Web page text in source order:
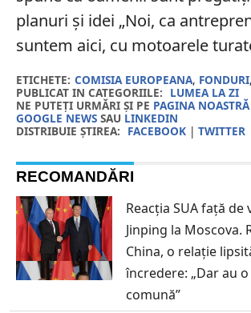
planuri și idei „Noi, ca
suntem aici, cu motoarele
ETICHETE: COMISIA EUROPEANA, FONDURI,
PUBLICAT IN CATEGORIILE: LUMEA LA ZI
NE PUTEȚI URMĂRI ȘI PE PAGINA
GOOGLE NEWSSAU LINKEDIN
DISTRIBUIE ȘTIREA: FACEBOOK| TWITTER
RECOMANDĂRI
Reacția SUA față de
Jinping la Moscova.
China, o relație
încredere: „Dar au o
comună”